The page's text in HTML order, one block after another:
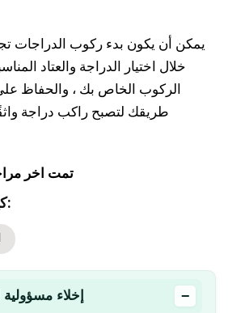
يمكن أن يكون بدء ركوب الدراجات
خلال اختيار الدراجة والعتاد
الركوب الخاص بك ، والحفاظ
طريقك لتصبح راكب دراجة
تمت اخر مراجعة
كيف راجعنا هذا المقال:
🏋🏻‍♂️ إخلاء −